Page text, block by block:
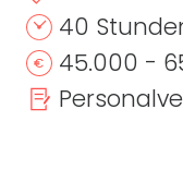
40
45.000 -